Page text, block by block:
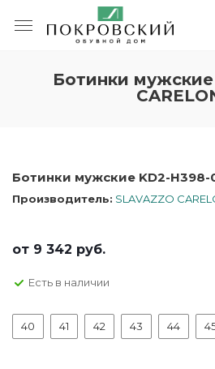
Ботинки мужские
Ботинки мужские KD2-H398-
Производитель: SLAVAZZO
от 9 342 руб.
Есть в наличии
40 41 42 43 44